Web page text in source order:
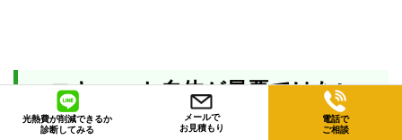
エコキュート自体が最悪ではない
光熱費が削減できるか
診断してみる
メールで
お見積もり
電話で
ご相談